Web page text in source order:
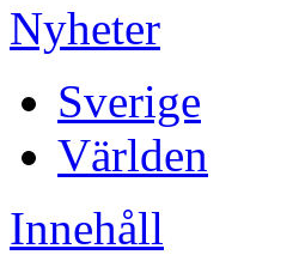
Nyheter
Sverige
Världen
Innehåll